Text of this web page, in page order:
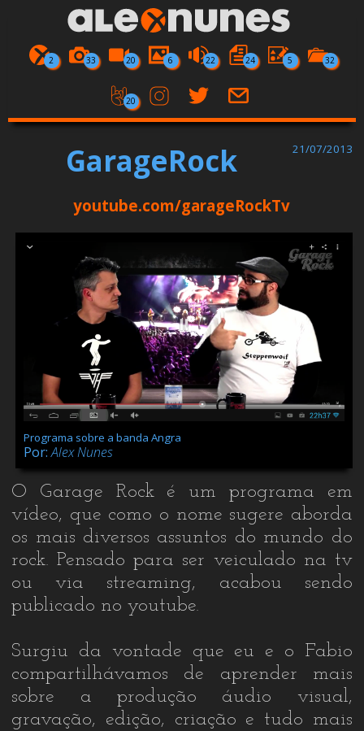
2 33 20 6 22 24 5 32
20
21/07/2013
GarageRock
youtube.com/garageRockTv
Programa sobre a banda Angra
Por:Alex Nunes
O Garage Rock é um programa em
vídeo, que como o nome sugere aborda
os mais diversos assuntos do mundo do
rock. Pensado para ser veiculado na tv
ou via streaming, acabou sendo
publicado no youtube.
Surgiu da vontade que eu e o Fabio
compartilhávamos de aprender mais
sobre a produção áudio visual,
gravação, edição, criação e tudo mais